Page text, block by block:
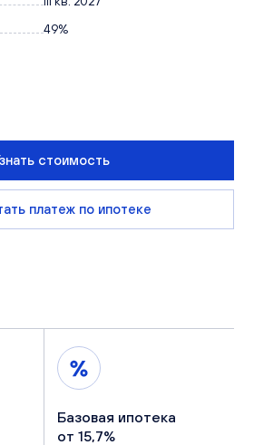
49%
стоимость
платеж по ипотеке
Базовая ипотека
от 15,7%